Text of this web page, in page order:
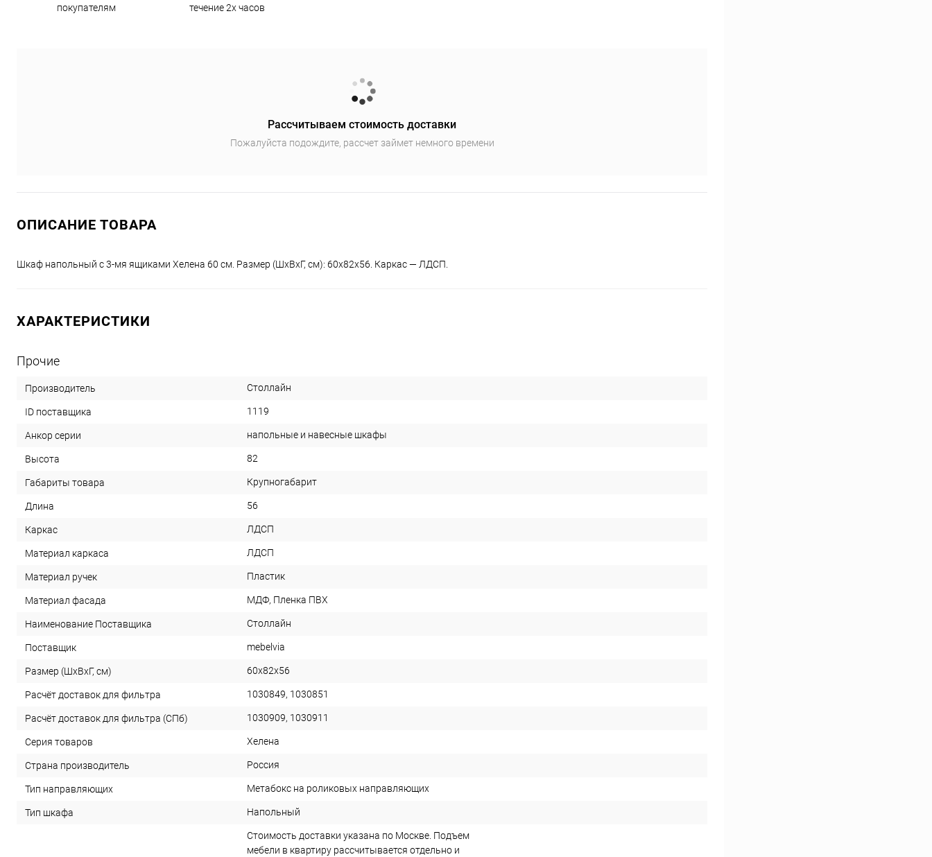
покупателям
течение 2х часов
Рассчитываем стоимость доставки
Пожалуйста подождите, рассчет займет немного времени
ОПИСАНИЕ ТОВАРА
Шкаф напольный с 3-мя ящиками Хелена 60 см. Размер (ШхВхГ, см): 60х82х56. Каркас — ЛДСП.
ХАРАКТЕРИСТИКИ
Прочие
Производитель Столлайн
ID поставщика 1119
Анкор серии напольные и навесные шкафы
Высота 82
Габариты товара Крупногабарит
Длина 56
Каркас ЛДСП
Материал каркаса ЛДСП
Материал ручек Пластик
Материал фасада МДФ, Пленка ПВХ
Наименование Поставщика Столлайн
Поставщик mebelvia
Размер (ШхВхГ, см) 60х82х56
Расчёт доставок для фильтра 1030849, 1030851
Расчёт доставок для фильтра (СПб) 1030909, 1030911
Серия товаров Хелена
Страна производитель Россия
Тип направляющих Метабокс на роликовых направляющих
Тип шкафа Напольный
Стоимость доставки указана по Москве. Подъем
мебели в квартиру рассчитывается отдельно и